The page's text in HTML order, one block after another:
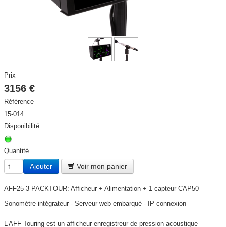
Prix
3156 €
Référence
15-014
Disponibilité
Quantité
Ajouter Voir mon panier
AFF25-3-PACKTOUR: Afficheur + Alimentation + 1 capteur CAP50
Sonomètre intégrateur - Serveur web embarqué - IP connexion
L’AFF Touring est un afficheur enregistreur de pression acoustique